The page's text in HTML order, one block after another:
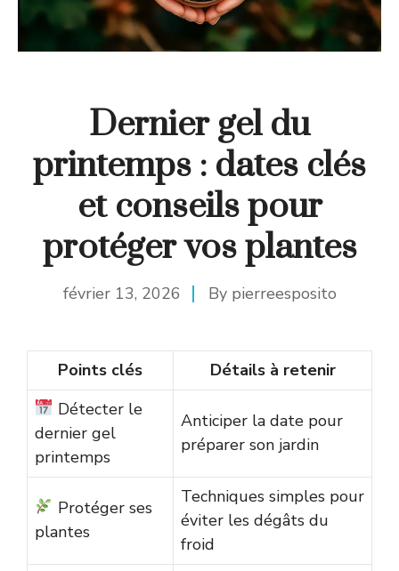
Dernier gel du
printemps : dates clés
et conseils pour
protéger vos plantes
février 13, 2026 By pierreesposito
Points clés
Détails à retenir
Détecter le
dernier gel
printemps
Anticiper la date pour
préparer son jardin
Protéger ses
plantes
Techniques simples pour
éviter les dégâts du
froid